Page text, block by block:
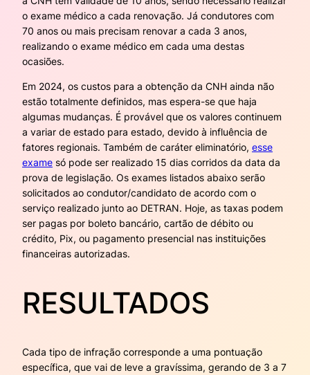
o exame médico a cada renovação. Já condutores com
70 anos ou mais precisam renovar a cada 3 anos,
realizando o exame médico em cada uma destas
ocasiões.
Em 2024, os custos para a obtenção da CNH ainda não
estão totalmente definidos, mas espera-se que haja
algumas mudanças. É provável que os valores continuem
a variar de estado para estado, devido à influência de
fatores regionais. Também de caráter eliminatório, esse
exame só pode ser realizado 15 dias corridos da data da
prova de legislação. Os exames listados abaixo serão
solicitados ao condutor/candidato de acordo com o
serviço realizado junto ao DETRAN. Hoje, as taxas podem
ser pagas por boleto bancário, cartão de débito ou
crédito, Pix, ou pagamento presencial nas instituições
financeiras autorizadas.
RESULTADOS
Cada tipo de infração corresponde a uma pontuação
específica, que vai de leve a gravíssima, gerando de 3 a 7